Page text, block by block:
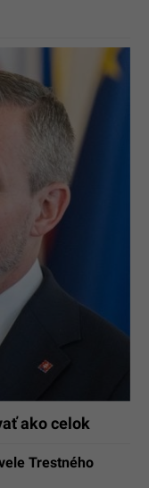
ako celok
Trestného